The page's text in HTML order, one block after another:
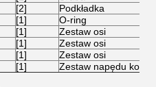
[2]
Podkładka
[1]
O-ring
[1]
Zestaw osi
[1]
Zestaw osi
[1]
Zestaw osi
[1] Zestaw napędu